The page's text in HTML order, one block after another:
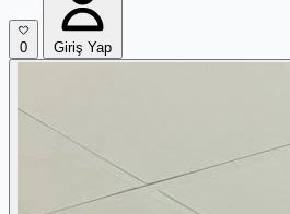
0 Giriş Yap